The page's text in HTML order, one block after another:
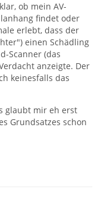
ob mein AV-
findet oder
erlebt, dass der
einen Schädling
Scanner (das
anzeigte. Der
keinesfalls das
glaubt mir eh erst
Grundsatzes schon